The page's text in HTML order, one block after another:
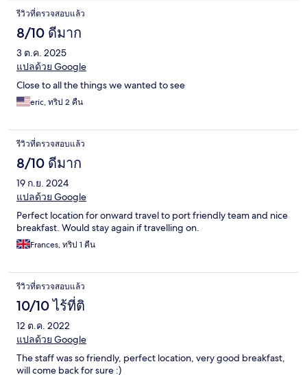
รีวิวที่ตรวจสอบแล้ว
8/10 ดีมาก
3 ต.ค. 2025
แปลด้วย Google
Close to all the things we wanted to see
eric, ทริป 2 คืน
รีวิวที่ตรวจสอบแล้ว
8/10 ดีมาก
19 ก.ย. 2024
แปลด้วย Google
Perfect location for onward travel to port friendly team and nice
breakfast. Would stay again if travelling on.
Frances, ทริป 1 คืน
รีวิวที่ตรวจสอบแล้ว
10/10 ไร้ที่ติ
12 ต.ค. 2022
แปลด้วย Google
The staff was so friendly, perfect location, very good breakfast,
will come back for sure :)